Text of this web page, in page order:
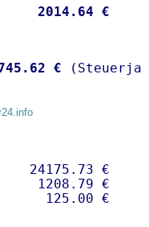
2014.64 €
€
24175.73 €
1208.79 €